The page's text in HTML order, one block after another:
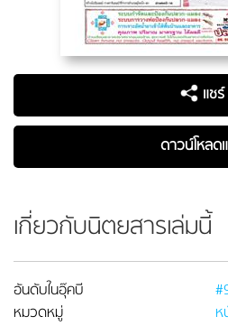
แชร์
ดาวน์โหลด
เกี่ยวกับนิตยสารเล่มนี้
อันดับในอุ๊คบี
หมวดหมู่
ห